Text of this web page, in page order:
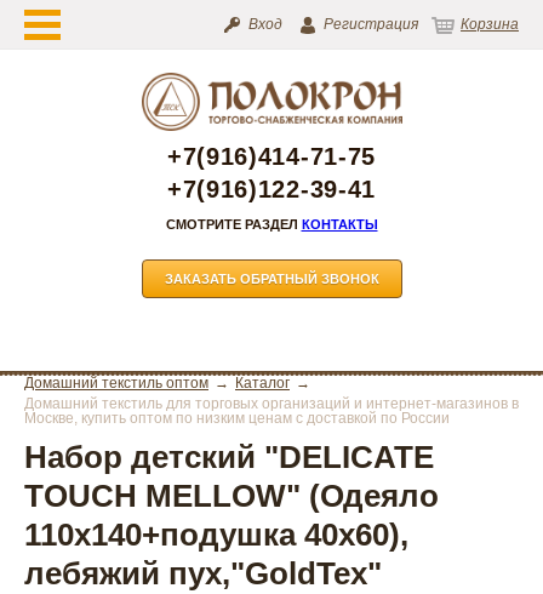
Вход Регистрация Корзина
+7(916)414-71-75
+7(916)122-39-41
СМОТРИТЕ РАЗДЕЛ КОНТАКТЫ
ЗАКАЗАТЬ ОБРАТНЫЙ ЗВОНОК
Домашний текстиль оптом
Каталог
Домашний текстиль для торговых организаций и интернет-магазинов в
Москве, купить оптом по низким ценам с доставкой по России
Набор детский "DELICATE
TOUCH MELLOW" (Одеяло
110х140+подушка 40х60),
лебяжий пух,"GoldTex"